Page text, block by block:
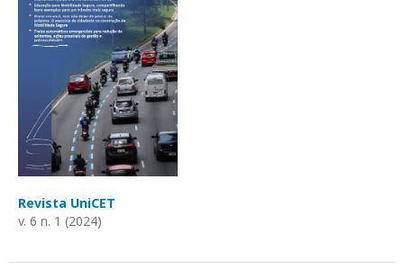
Revista UniCET
v. 6 n. 1 (2024)